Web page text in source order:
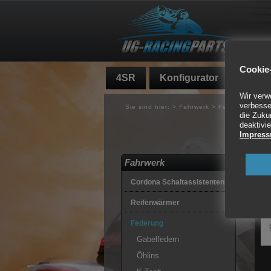
Wir
die
4SR Konfigurator
Sie sind hier: > Fahrwerk > Federung
Fahrwerk
Cordona Schaltassistenten
Reifenwärmer
Federung
Gabelfedern
Öhlins